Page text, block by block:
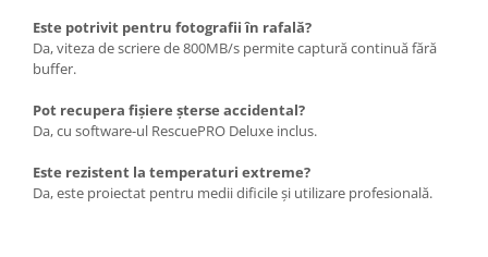
Este potrivit pentru fotografii în rafală?
Da, viteza de scriere de 800MB/s permite captură continuă fără
buffer.
Pot recupera fișiere șterse accidental?
Da, cu software-ul RescuePRO Deluxe inclus.
Este rezistent la temperaturi extreme?
Da, este proiectat pentru medii dificile și utilizare profesională.